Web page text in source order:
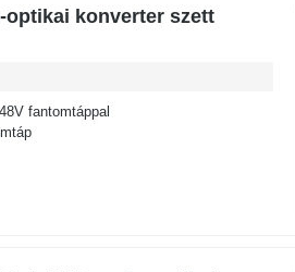
optikai konverter szett
fantomtáppal